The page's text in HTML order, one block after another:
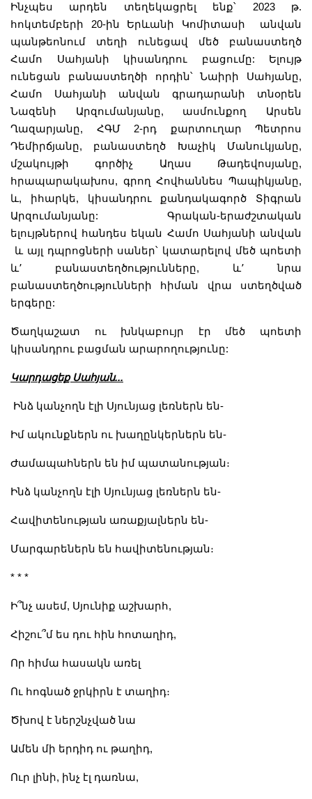
Ինչպես արդեն տեղեկացրել ենք՝ 2023 թ.
հոկտեմբերի 20-ին Երևանի Կոմիտասի անվան
պանթեոնում տեղի ունեցավ մեծ բանաստեղծ
Համո Սահյանի կիսանդրու բացումը: Ելույթ
ունեցան բանաստեղծի որդին՝ Նաիրի Սահյանը,
Համո Սահյանի անվան գրադարանի տնօրեն
Նազենի Արզումանյանը, ասմունքող Արսեն
Ղազարյանը, ՀԳՄ 2-րդ քարտուղար Պետրոս
Դեմիրճյանը, բանաստեղծ Խաչիկ Մանուկյանը,
մշակույթի գործիչ Աղաս Թադեվոսյանը,
հրապարակախոս, գրող Հովհաննես Պապիկյանը,
և, իհարկե, կիսանդրու քանդակագործ Տիգրան
Արզումանյանը: Գրական-երաժշտական
ելույթներով հանդես եկան Համո Սահյանի անվան
և այլ դպրոցների սաներ՝ կատարելով մեծ պոետի
և՚ բանաստեղծությունները, և՚ նրա
բանաստեղծությունների հիման վրա ստեղծված
երգերը:
Ծաղկաշատ ու խնկաբույր էր մեծ պոետի
կիսանդրու բացման արարողությունը:
Կարդացեք Սահյան...
Ինձ կանչողն էլի Սյունյաց լեռներն են-
Իմ ակունքներն ու խաղընկերներն են-
Ժամապահներն են իմ պատանության։
Ինձ կանչողն էլի Սյունյաց լեռներն են-
Հավիտենության առաքյալներն են-
Մարգարեներն են հավիտենության։
* * *
Ի՞նչ ասեմ, Սյունիք աշխարհ,
Հիշու՞մ ես դու հին հոտաղիդ,
Որ հիմա հասակն առել
Ու հոգնած ջրկիրն է տաղիդ։
Ծխով է ներշնչված նա
Ամեն մի երդիդ ու թաղիդ,
Ուր լինի, ինչ էլ դառնա,